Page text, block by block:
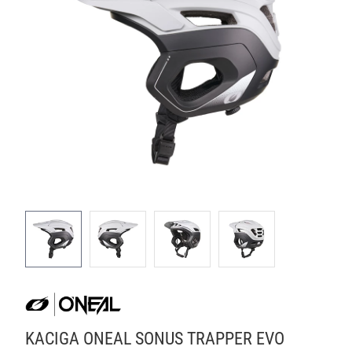
KACIGA ONEAL SONUS TRAPPER EVO